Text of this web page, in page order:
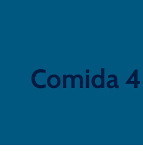
Comida 4